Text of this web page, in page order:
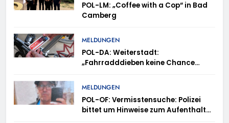
POL-LM: „Coffee with a Cop“ in Bad
Camberg
MELDUNGEN
POL-DA: Weiterstadt:
„Fahrradddieben keine Chance
Anmeldung erforderlich
MELDUNGEN
POL-OF: Vermisstensuche: Polizei
bittet um Hinweise zum Aufenthalt